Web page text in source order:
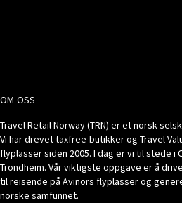
OM OSS
Travel Retail Norway (TRN) er et norsk
Vi har drevet taxfree-butikker og Travel
flyplasser siden 2005. I dag er vi til stede i
Trondheim. Vår viktigste oppgave er å
til reisende på Avinors flyplasser og
norske samfunnet.